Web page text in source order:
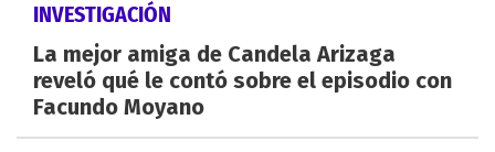
INVESTIGACIÓN
La mejor amiga de Candela Arizaga
reveló qué le contó sobre el episodio con
Facundo Moyano